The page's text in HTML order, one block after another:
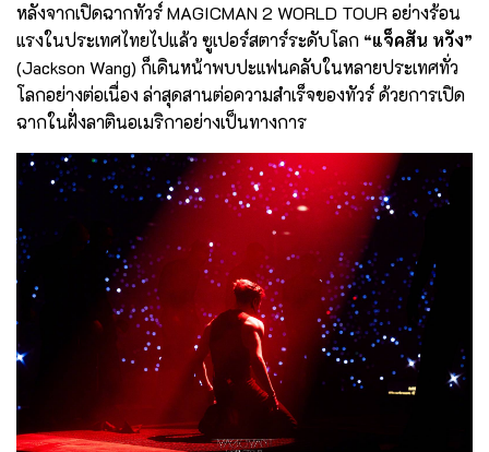
หลังจากเปิดฉากทัวร์ MAGICMAN 2 WORLD TOUR อย่างร้อน
แรงในประเทศไทยไปแล้ว ซูเปอร์สตาร์ระดับโลก “แจ็คสัน หวัง”
(Jackson Wang) ก็เดินหน้าพบปะแฟนคลับในหลายประเทศทั่ว
โลกอย่างต่อเนื่อง ล่าสุดสานต่อความสำเร็จของทัวร์ ด้วยการเปิด
ฉากในฝั่งลาตินอเมริกาอย่างเป็นทางการ